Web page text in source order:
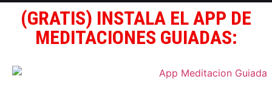
(GRATIS) INSTALA EL APP DE
MEDITACIONES GUIADAS: